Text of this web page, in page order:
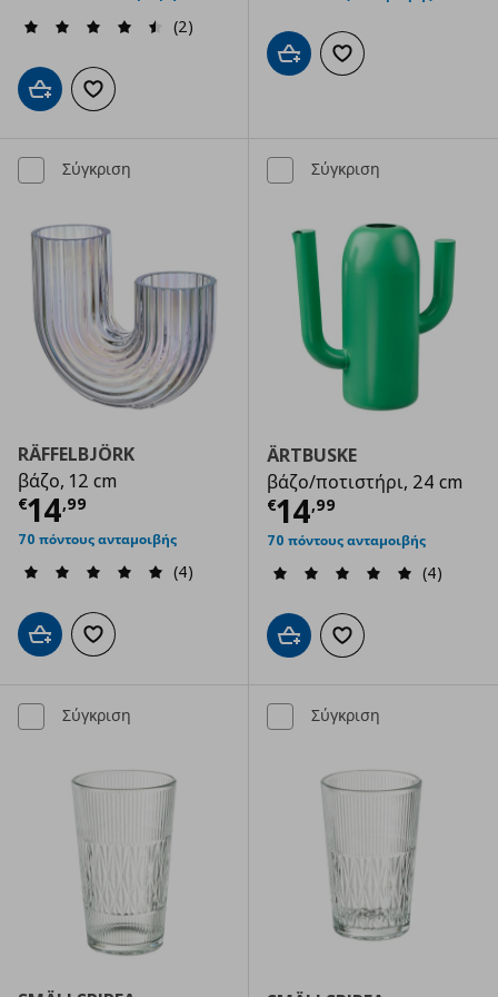
(2)
Προσθήκη στο καλάθι
Προσθήκη στα αγαπημένα
Προσθήκη στο καλάθι
Προσθήκη στα
Σύγκριση
RÄFFELBJÖRK
βάζο, 12 cm
€14,99
Τρέχουσα τιμή € 14,99
70 πόντους ανταμοιβής
(4)
Προσθήκη στο καλάθι
Προσθήκη στα αγαπημένα
Σύγκριση
ÄRTBUSKE
βάζο/ποτιστήρι, 24 cm
€14,99
Τρέχουσα
70 πόντους ανταμοιβής
(4)
Προσθήκη στο καλάθι
Προσθήκη στα
Σύγκριση Σύγκριση